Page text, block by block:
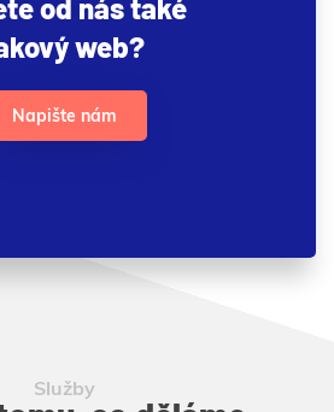
od nás také
web?
Napište nám
Služby